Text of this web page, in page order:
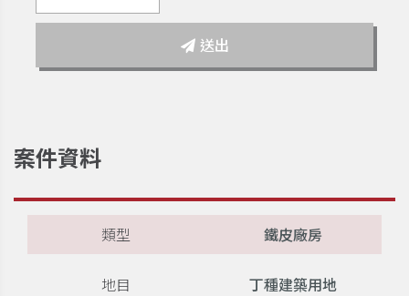
送出
案件資料
類型 鐵皮廠房
地目 丁種建築用地